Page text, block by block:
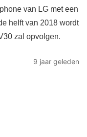
van LG met een
helft van 2018 wordt
zal opvolgen.
9 jaar geleden